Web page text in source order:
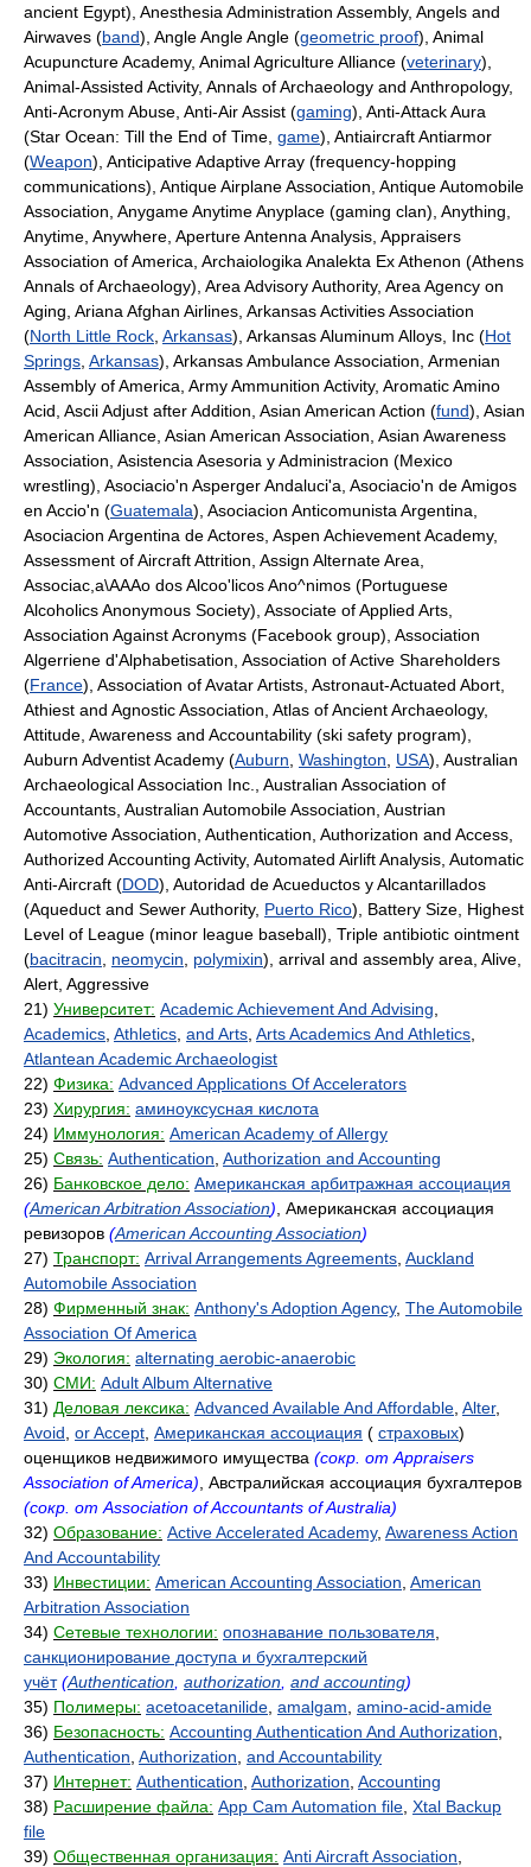
ancient Egypt), Anesthesia Administration Assembly, Angels and
Airwaves (band), Angle Angle Angle (geometric proof), Animal
Acupuncture Academy, Animal Agriculture Alliance (veterinary),
Animal-Assisted Activity, Annals of Archaeology and Anthropology,
Anti-Acronym Abuse, Anti-Air Assist (gaming), Anti-Attack Aura
(Star Ocean: Till the End of Time, game), Antiaircraft Antiarmor
(Weapon), Anticipative Adaptive Array (frequency-hopping
communications), Antique Airplane Association, Antique Automobile
Association, Anygame Anytime Anyplace (gaming clan), Anything,
Anytime, Anywhere, Aperture Antenna Analysis, Appraisers
Association of America, Archaiologika Analekta Ex Athenon (Athens
Annals of Archaeology), Area Advisory Authority, Area Agency on
Aging, Ariana Afghan Airlines, Arkansas Activities Association
(North Little Rock Arkansas), Arkansas Aluminum Alloys, Inc (Hot
Springs Arkansas), Arkansas Ambulance Association, Armenian
Assembly of America, Army Ammunition Activity, Aromatic Amino
Acid, Ascii Adjust after Addition, Asian American Action (fund), Asian
American Alliance, Asian American Association, Asian Awareness
Association, Asistencia Asesoria y Administracion (Mexico
wrestling), Asociacio'n Asperger Andaluci'a, Asociacio'n de Amigos
en Accio'n (Guatemala), Asociacion Anticomunista Argentina,
Asociacion Argentina de Actores, Aspen Achievement Academy,
Assessment of Aircraft Attrition, Assign Alternate Area,
Associac,a\AAAo dos Alcoo'licos Ano^nimos (Portuguese
Alcoholics Anonymous Society), Associate of Applied Arts,
Association Against Acronyms (Facebook group), Association
Algerriene d'Alphabetisation, Association of Active Shareholders
(France), Association of Avatar Artists, Astronaut-Actuated Abort,
Athiest and Agnostic Association, Atlas of Ancient Archaeology,
Attitude, Awareness and Accountability (ski safety program),
Auburn Adventist Academy (Auburn Washington USA), Australian
Archaeological Association Inc., Australian Association of
Accountants, Australian Automobile Association, Austrian
Automotive Association, Authentication, Authorization and Access,
Authorized Accounting Activity, Automated Airlift Analysis, Automatic
Anti-Aircraft (DOD), Autoridad de Acueductos y Alcantarillados
(Aqueduct and Sewer Authority, Puerto Rico), Battery Size, Highest
Level of League (minor league baseball), Triple antibiotic ointment
(bacitracin neomycin polymixin), arrival and assembly area, Alive,
Alert, Aggressive
21) Университет: Academic Achievement And Advising
Academics Athletics and Arts Arts Academics And Athletics
Atlantean Academic Archaeologist
22) Физика: Advanced Applications Of Accelerators
23) Хирургия: аминоуксусная кислота
24) Иммунология: American Academy of Allergy
25) Связь: Authentication Authorization and Accounting
26) Банковское дело: Американская арбитражная ассоциация
(American Arbitration Association) , Американская ассоциация
ревизоров (American Accounting Association)
27) Транспорт: Arrival Arrangements Agreements Auckland
Automobile Association
28) Фирменный знак: Anthony's Adoption Agency, The Automobile
Association Of America
29) Экология: alternating aerobic-anaerobic
30) СМИ: Adult Album Alternative
31) Деловая лексика: Advanced Available And Affordable Alter,
Avoid or Accept Американская ассоциация ( страховых)
оценщиков недвижимого имущества (сокр. от Appraisers
Association of America) , Австралийская ассоциация бухгалтеров
(сокр. от Association of Accountants of Australia)
32) Образование: Active Accelerated Academy, Awareness Action
And Accountability
33) Инвестиции: American Accounting Association American
Arbitration Association
34) Сетевые технологии: опознавание пользователя
санкционирование доступа и бухгалтерский
учёт (Authentication authorization and accounting)
35) Полимеры: acetoacetanilide amalgam amino-acid-amide
36) Безопасность: Accounting Authentication And Authorization
Authentication Authorization and Accountability
37) Интернет: Authentication Authorization Accounting
38) Расширение файла: App Cam Automation file Xtal Backup
file
39) Общественная организация: Anti Aircraft Association